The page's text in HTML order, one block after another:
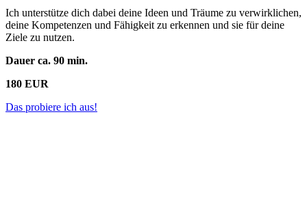
Ich unterstütze dich dabei deine Ideen und Träume zu verwirklichen,
deine Kompetenzen und Fähigkeit zu erkennen und sie für deine
Ziele zu nutzen.
Dauer ca. 90 min.
180 EUR
Das probiere ich aus!